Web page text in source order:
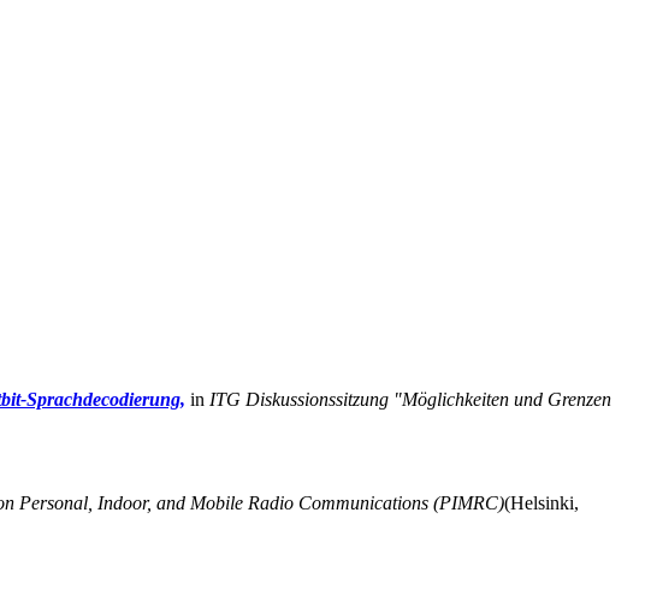
Sprachdecodierung, in ITG Diskussionssitzung "Möglichkeiten und Grenzen
Personal, Indoor, and Mobile Radio Communications (PIMRC)(Helsinki,